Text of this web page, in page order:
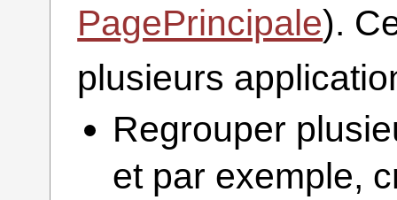
PagePrincipale).
plusieurs
Regrouper
et par exemple,